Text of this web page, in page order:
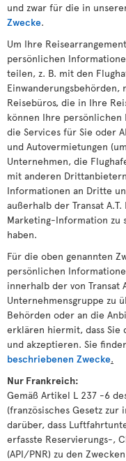
und zwar für die in
Zwecke.
Um Ihre
persönlichen
teilen, z. B. mit den
Einwanderungsbehörden,
Reisebüros, die in Ihre
können Ihre
die Services für Sie oder
und Autovermietungen
Unternehmen, die
mit anderen
Informationen an Dritte
außerhalb der Transat
Marketing-Information zu
haben.
Für die oben genannten
persönlichen
innerhalb der von Transat
Unternehmensgruppe zu
Behörden oder an die
erklären hiermit, dass Sie
und akzeptieren. Sie
beschriebenen Zwecke.
Nur Frankreich:
Gemäß Artikel L 237 -6
(französisches Gesetz
darüber, dass
erfasste Reservierungs-,
(API/PNR) zu den